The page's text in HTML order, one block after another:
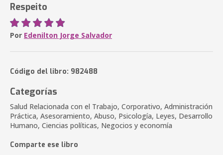
Respeito
Por Edenilton Jorge Salvador
Código del libro: 982488
Categorías
Salud Relacionada con el Trabajo, Corporativo, Administración
Práctica, Asesoramiento, Abuso, Psicología, Leyes, Desarrollo
Humano, Ciencias políticas, Negocios y economía
Comparte ese libro